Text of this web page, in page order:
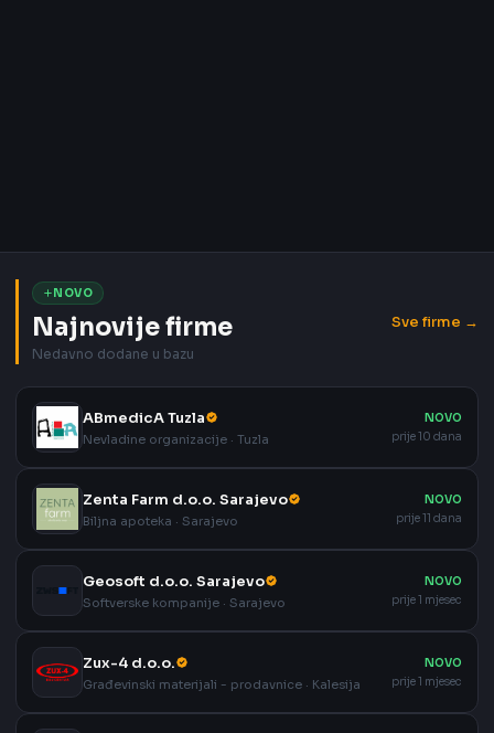
NOVO
Najnovije firme
Nedavno dodane u bazu
Sve firme →
ABmedicA Tuzla
Nevladine organizacije · Tuzla
NOVO
prije 10 dana
Zenta Farm d.o.o. Sarajevo
Biljna apoteka · Sarajevo
NOVO
prije 11 dana
Geosoft d.o.o. Sarajevo
Softverske kompanije · Sarajevo
NOVO
prije 1 mjesec
Zux-4 d.o.o.
Građevinski materijali - prodavnice · Kalesija
NOVO
prije 1 mjesec